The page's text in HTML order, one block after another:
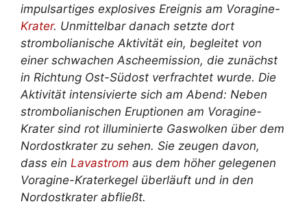
impulsartiges explosives Ereignis am Voragine-
Krater. Unmittelbar danach setzte dort
strombolianische Aktivität ein, begleitet von
einer schwachen Ascheemission, die zunächst
in Richtung Ost-Südost verfrachtet wurde. Die
Aktivität intensivierte sich am Abend: Neben
strombolianischen Eruptionen am Voragine-
Krater sind rot illuminierte Gaswolken über dem
Nordostkrater zu sehen. Sie zeugen davon,
dass ein Lavastrom aus dem höher gelegenen
Voragine-Kraterkegel überläuft und in den
Nordostkrater abfließt.